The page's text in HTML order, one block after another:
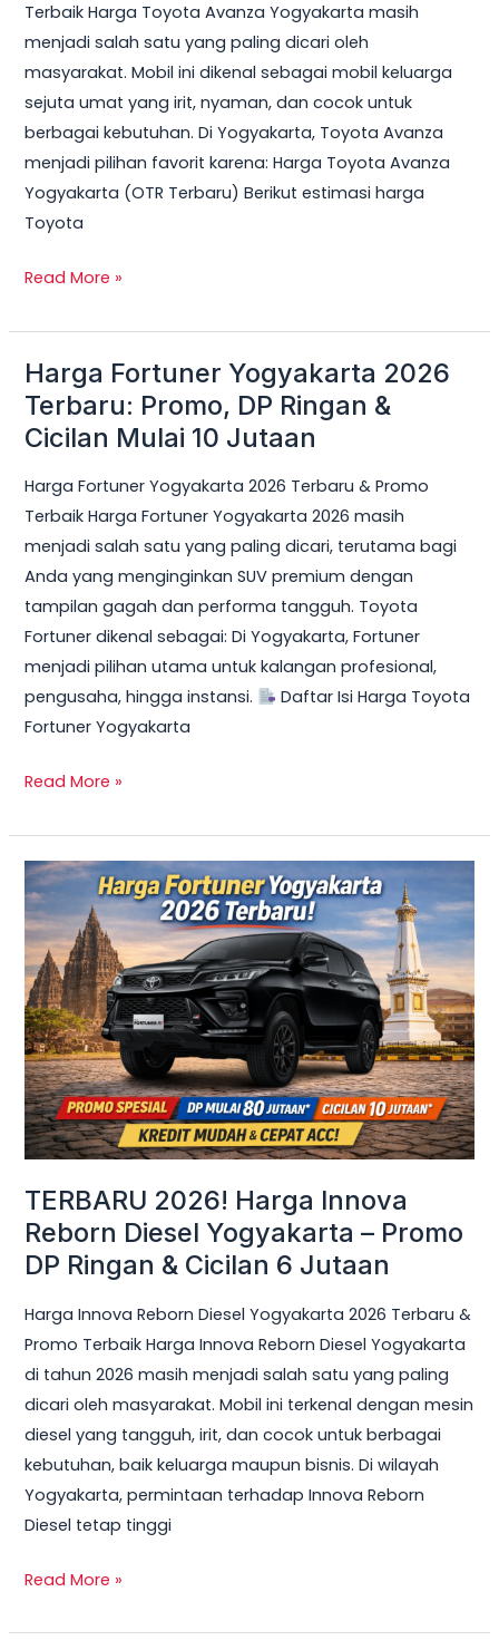
Terbaik Harga Toyota Avanza Yogyakarta masih
menjadi salah satu yang paling dicari oleh
masyarakat. Mobil ini dikenal sebagai mobil keluarga
sejuta umat yang irit, nyaman, dan cocok untuk
berbagai kebutuhan. Di Yogyakarta, Toyota Avanza
menjadi pilihan favorit karena: Harga Toyota Avanza
Yogyakarta (OTR Terbaru) Berikut estimasi harga
Toyota
Read More »
Harga Fortuner Yogyakarta 2026
Terbaru: Promo, DP Ringan &
Cicilan Mulai 10 Jutaan
Harga Fortuner Yogyakarta 2026 Terbaru & Promo
Terbaik Harga Fortuner Yogyakarta 2026 masih
menjadi salah satu yang paling dicari, terutama bagi
Anda yang menginginkan SUV premium dengan
tampilan gagah dan performa tangguh. Toyota
Fortuner dikenal sebagai: Di Yogyakarta, Fortuner
menjadi pilihan utama untuk kalangan profesional,
pengusaha, hingga instansi.
Daftar Isi Harga Toyota
Fortuner Yogyakarta
Harga
Fortuner
Yogyakarta
Terbaru:
Promo,
DP
Ringan
&
Cicilan
Mulai
10
Jutaan
Read More »
TERBARU 2026! Harga Innova
Reborn Diesel Yogyakarta – Promo
DP Ringan & Cicilan 6 Jutaan
Harga Innova Reborn Diesel Yogyakarta 2026 Terbaru &
Promo Terbaik Harga Innova Reborn Diesel Yogyakarta
di tahun 2026 masih menjadi salah satu yang paling
dicari oleh masyarakat. Mobil ini terkenal dengan mesin
diesel yang tangguh, irit, dan cocok untuk berbagai
kebutuhan, baik keluarga maupun bisnis. Di wilayah
Yogyakarta, permintaan terhadap Innova Reborn
Diesel tetap tinggi
TERBARU
2026!
Harga
Innova
Reborn
Diesel
Yogyakarta
–
Promo
DP
&
Cicilan
6
Read More »